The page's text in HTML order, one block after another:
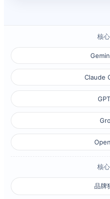
核
Claude
核
品牌